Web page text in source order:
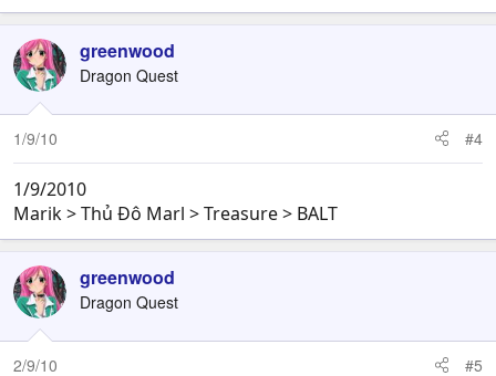
greenwood
Dragon Quest
1/9/10 #4
1/9/2010
Marik > Thủ Đô Marl > Treasure > BALT
greenwood
Dragon Quest
2/9/10 #5